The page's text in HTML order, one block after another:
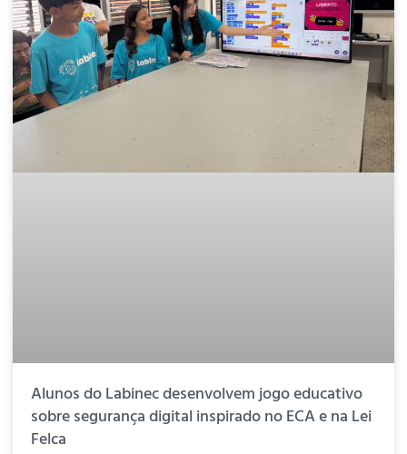
Alunos do Labinec desenvolvem jogo educativo
sobre segurança digital inspirado no ECA e na Lei
Felca